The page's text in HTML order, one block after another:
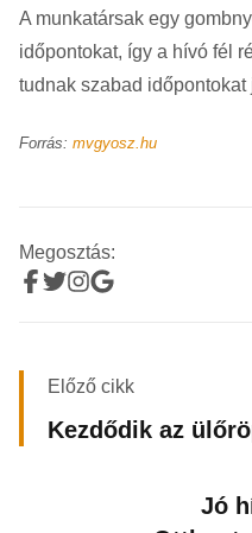
A munkatársak egy
időpontokat, így a hívó fél
tudnak szabad
Forrás: mvgyosz.hu
Megosztás:
Előző cikk
Kezdődik az
Jó